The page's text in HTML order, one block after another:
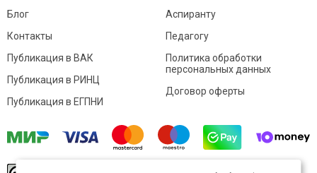
Блог
Контакты
Аспиранту
Педагогу
Публикация в ВАК
Публикация в РИНЦ
Публикация в ЕГПНИ
Политика обработки
персональных данных
Договор оферты